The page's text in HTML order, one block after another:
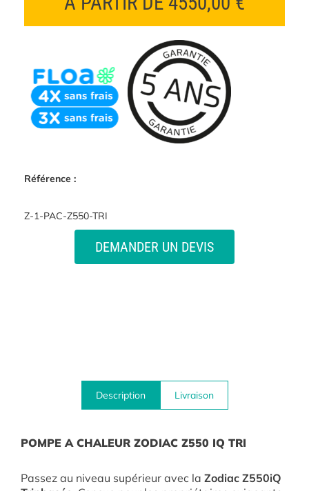
Référence :
Z-1-PAC-Z550-TRI
DEMANDER UN DEVIS
Description Livraison
POMPE A CHALEUR ZODIAC Z550 IQ TRI
Passez au niveau supérieur avec la Zodiac Z550iQ